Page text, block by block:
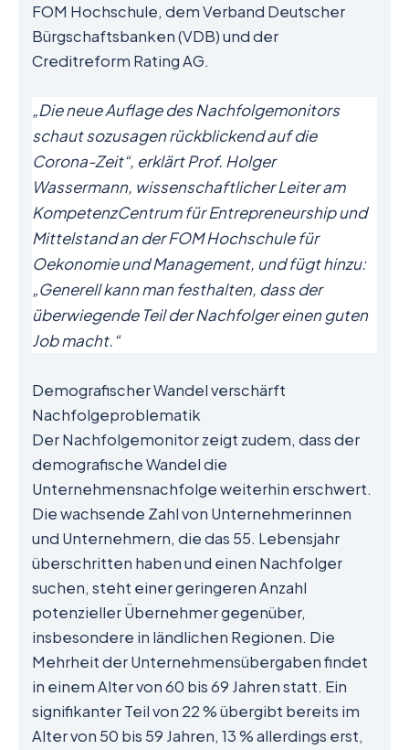
FOM Hochschule, dem Verband Deutscher
Bürgschaftsbanken (VDB) und der
Creditreform Rating AG.
„Die neue Auflage des Nachfolgemonitors
schaut sozusagen rückblickend auf die
Corona-Zeit“, erklärt Prof. Holger
Wassermann, wissenschaftlicher Leiter am
KompetenzCentrum für Entrepreneurship und
Mittelstand an der FOM Hochschule für
Oekonomie und Management, und fügt hinzu:
„Generell kann man festhalten, dass der
überwiegende Teil der Nachfolger einen guten
Job macht.“
Demografischer Wandel verschärft
Nachfolgeproblematik
Der Nachfolgemonitor zeigt zudem, dass der
demografische Wandel die
Unternehmensnachfolge weiterhin erschwert.
Die wachsende Zahl von Unternehmerinnen
und Unternehmern, die das 55. Lebensjahr
überschritten haben und einen Nachfolger
suchen, steht einer geringeren Anzahl
potenzieller Übernehmer gegenüber,
insbesondere in ländlichen Regionen. Die
Mehrheit der Unternehmensübergaben findet
in einem Alter von 60 bis 69 Jahren statt. Ein
signifikanter Teil von 22 % übergibt bereits im
Alter von 50 bis 59 Jahren, 13 % allerdings erst,